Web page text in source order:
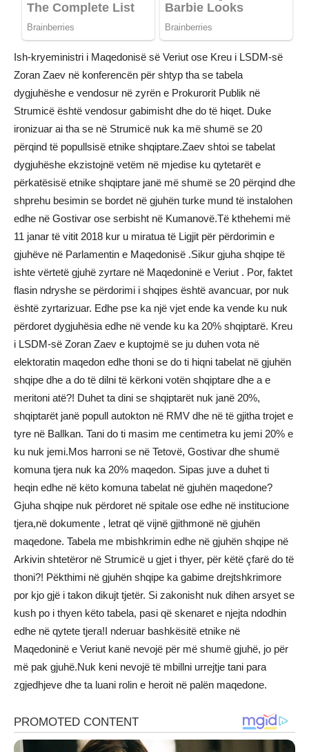
Ish-kryeministri i Maqedonisë së Veriut ose Kreu i LSDM-së
Zoran Zaev në konferencën për shtyp tha se tabela
dygjuhëshe e vendosur në zyrën e Prokurorit Publik në
Strumicë është vendosur gabimisht dhe do të hiqet. Duke
ironizuar ai tha se në Strumicë nuk ka më shumë se 20
përqind të popullsisë etnike shqiptare.Zaev shtoi se tabelat
dygjuhëshe ekzistojnë vetëm në mjedise ku qytetarët e
përkatësisë etnike shqiptare janë më shumë se 20 përqind dhe
shprehu besimin se bordet në gjuhën turke mund të instalohen
edhe në Gostivar ose serbisht në Kumanovë.Të kthehemi më
11 janar të vitit 2018 kur u miratua të Ligjit për përdorimin e
gjuhëve në Parlamentin e Maqedonisë .Sikur gjuha shqipe të
ishte vërtetë gjuhë zyrtare në Maqedoninë e Veriut . Por, faktet
flasin ndryshe se përdorimi i shqipes është avancuar, por nuk
është zyrtarizuar. Edhe pse ka një vjet ende ka vende ku nuk
përdoret dygjuhësia edhe në vende ku ka 20% shqiptarë. Kreu
i LSDM-së Zoran Zaev e kuptojmë se ju duhen vota në
elektoratin maqedon edhe thoni se do ti hiqni tabelat në gjuhën
shqipe dhe a do të dilni të kërkoni votën shqiptare dhe a e
meritoni atë?! Duhet ta dini se shqiptarët nuk janë 20%,
shqiptarët janë popull autokton në RMV dhe në të gjitha trojet e
tyre në Ballkan. Tani do ti masim me centimetra ku jemi 20% e
ku nuk jemi.Mos harroni se në Tetovë, Gostivar dhe shumë
komuna tjera nuk ka 20% maqedon. Sipas juve a duhet ti
heqin edhe në këto komuna tabelat në gjuhën maqedone?
Gjuha shqipe nuk përdoret në spitale ose edhe në institucione
tjera,në dokumente , letrat që vijnë gjithmonë në gjuhën
maqedone. Tabela me mbishkrimin edhe në gjuhën shqipe në
Arkivin shtetëror në Strumicë u gjet i thyer, për këtë çfarë do të
thoni?! Pëkthimi në gjuhën shqipe ka gabime drejtshkrimore
por kjo gjë i takon dikujt tjetër. Si zakonisht nuk dihen arsyet se
kush po i thyen këto tabela, pasi që skenaret e njejta ndodhin
edhe në qytete tjera!I nderuar bashkësitë etnike në
Maqedoninë e Veriut kanë nevojë për më shumë gjuhë, jo për
më pak gjuhë.Nuk keni nevojë të mbillni urrejtje tani para
zgjedhjeve dhe ta luani rolin e heroit në palën maqedone.